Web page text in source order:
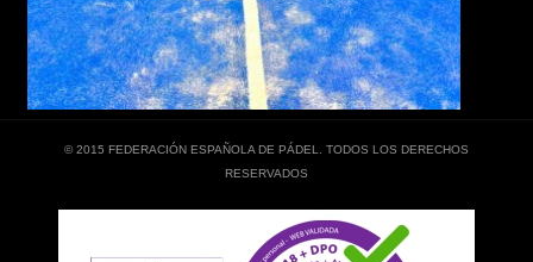
© 2015 FEDERACIÓN ESPAÑOLA DE PÁDEL. TODOS LOS DERECHOS
RESERVADOS